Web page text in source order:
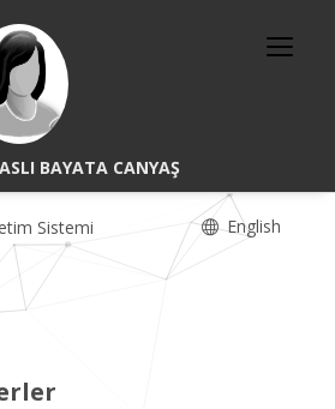
BAYATA CANYAŞ
Sistemi English